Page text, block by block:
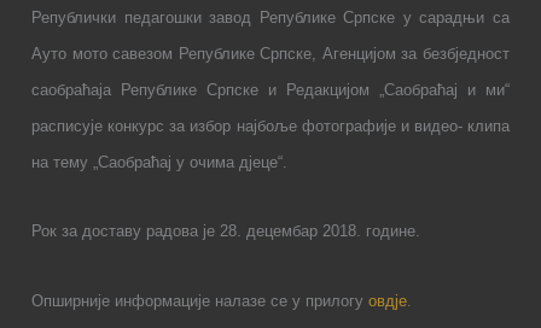
Републички педагошки завод Републике Српске у сарадњи са
Ауто мото савезом Републике Српске, Агенцијом за безбједност
саобраћаја Републике Српске и Редакцијом „Саобраћај и ми“
расписује конкурсза избор најбоље фотографије и видео- клипа
на тему „Саобраћај у очима дјеце“.
Рок за доставу радова је 28. децембар 2018. године.
Опширније информације налазе се у прилогуовдје